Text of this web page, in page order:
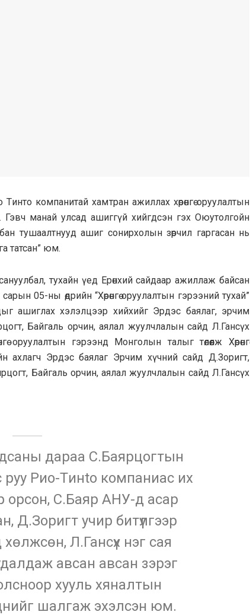
компанитай хамтран ажиллах хөрөнгө оруулалтын
Гэвч манай улсад ашиггүй хийгдсэн гэх Оюутолгойн
тушаалтнууд ашиг сонирхолын зөрчил гаргасан нь
татсан” юм.
тухайн үед Ерөнхий сайдаар ажиллаж байсан
05-ны өдрийн “Хөрөнгө оруулалтын гэрээний тухай”
ашиглах хэлэлцээр хийхийг Эрдэс баялаг, эрчим
Байгаль орчин, аялал жуулчлалын сайд Л.Гансүх
оруулалтын гэрээнд Монголын талыг төлөөлж Хөрөнгө
ахлагч Эрдэс баялаг Эрчим хүчний сайд Д.Зоригт,
Байгаль орчин, аялал жуулчлалын сайд Л.Гансүх
дараа С.Баярцогтын
Pиo-Tинtо компаниас их
орсон, С.Баяр АНУ-д асар
Д.Зоригт учир битүүлгээр
Л.Гансүх нэг сая
авсан авсан зэрэг
хууль хяналтын
шалгаж эхэлсэн юм.